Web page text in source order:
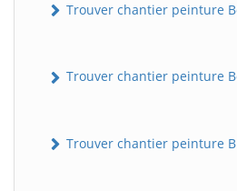
Trouver chantier peinture
Trouver chantier peinture
Trouver chantier peinture